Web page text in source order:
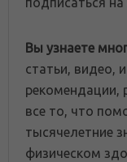
Вы узнаете
статьи, видео,
рекомендации,
все то, что
тысячелетние
физическом